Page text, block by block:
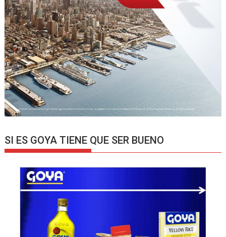
SI ES GOYA TIENE QUE SER BUENO